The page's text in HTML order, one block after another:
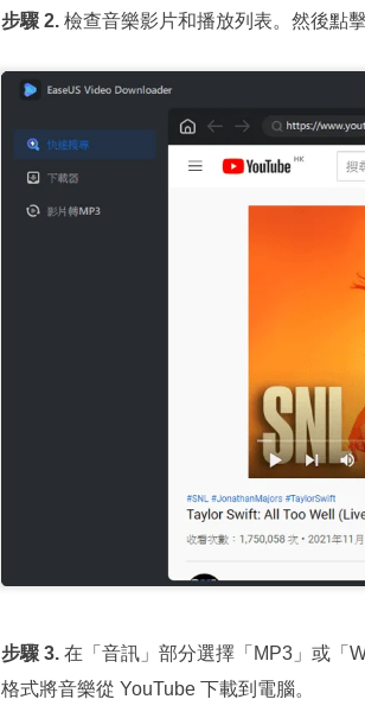
步驟 2. 檢查音樂影片和播放列表。然後點
步驟 3. 在「音訊」部分選擇「MP3」或「
格式將音樂從 YouTube 下載到電腦。